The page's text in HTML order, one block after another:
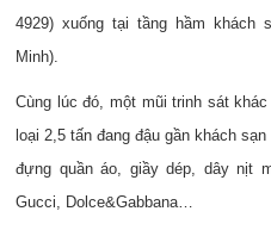
4929) xuống tại tầng hầm khách
Minh).
Cùng lúc đó, một mũi trinh sát
loại 2,5 tấn đang đậu gần khách
đựng quần áo, giầy dép, dây nịt
Gucci, Dolce&Gabbana…